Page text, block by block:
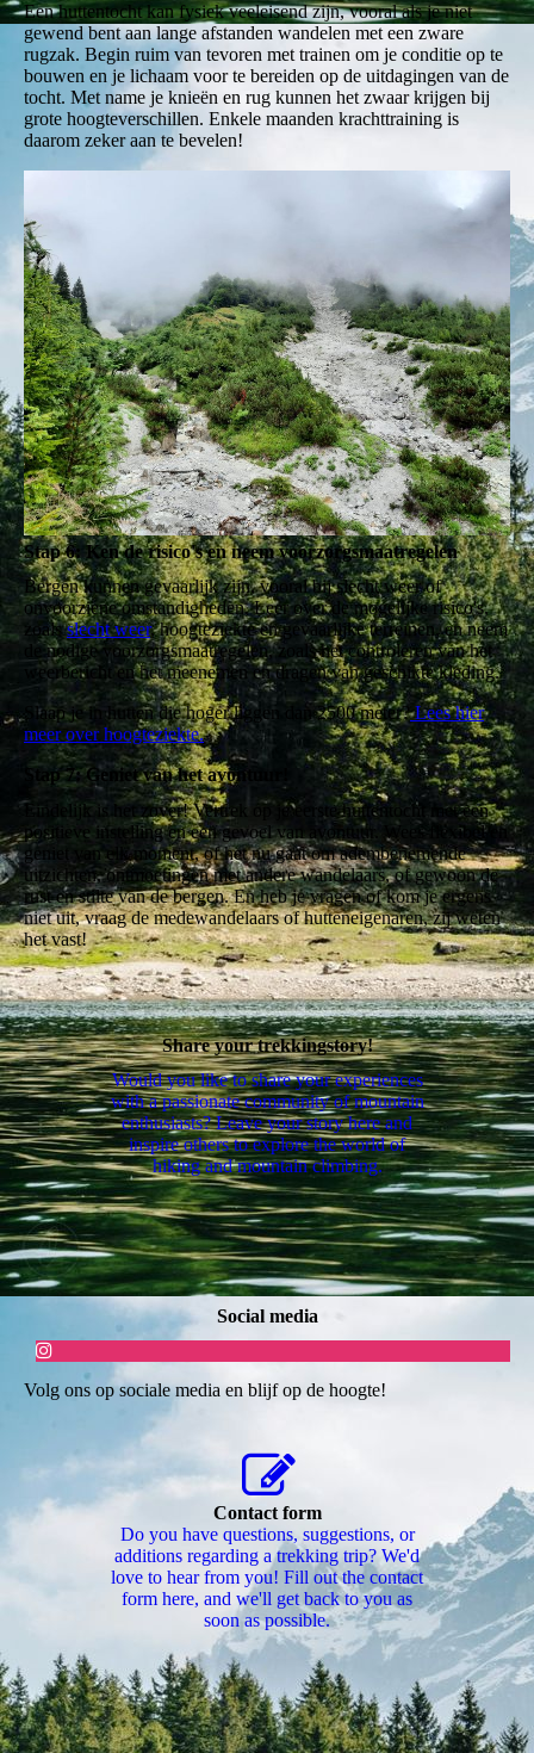
Een huttentocht kan fysiek veeleisend zijn, vooral als je niet
gewend bent aan lange afstanden wandelen met een zware
rugzak. Begin ruim van tevoren met trainen om je conditie op te
bouwen en je lichaam voor te bereiden op de uitdagingen van de
tocht. Met name je knieën en rug kunnen het zwaar krijgen bij
grote hoogteverschillen. Enkele maanden krachttraining is
daarom zeker aan te bevelen!
Stap 6: Ken de risico's en neem voorzorgsmaatregelen
Bergen kunnen gevaarlijk zijn, vooral bij slecht weer of
onvoorziene omstandigheden. Leer over de mogelijke risico's,
zoalsslecht weer, hoogteziekte en gevaarlijke terreinen, en neem
de nodige voorzorgsmaatregelen, zoals het controleren van het
weerbericht en het meenemen en dragen van geschikte kleding.
Slaap je in hutten die hoger liggen dan 2500 meter?Lees hier
meer over hoogteziekte.
Stap 7: Geniet van het avontuur!
Eindelijk is het zover! Vertrek op je eerste huttentocht met een
positieve instelling en een gevoel van avontuur. Wees flexibel en
geniet van elk moment, of het nu gaat om adembenemende
uitzichten, ontmoetingen met andere wandelaars, of gewoon de
rust en stilte van de bergen. En heb je vragen of kom je ergens
niet uit, vraag de medewandelaars of hutteneigenaren, zij weten
het vast!
Share your trekkingstory!
Would you like to share your experiences
with a passionate community of mountain
enthusiasts? Leave your story here and
inspire others to explore the world of
hiking and mountain climbing.
Social media
Volg ons op sociale media en blijf op de hoogte!
Contact form
Do you have questions, suggestions, or
additions regarding a trekking trip? We'd
love to hear from you! Fill out the contact
form here, and we'll get back to you as
soon as possible.